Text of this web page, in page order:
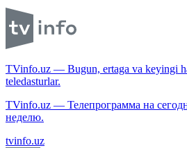
TVinfo.uz — Bugun, ertaga va keyingi
teledasturlar.
TVinfo.uz — Телепрограмма на
неделю.
tvinfo.uz